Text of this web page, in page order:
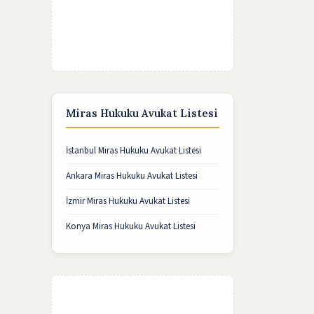
Miras Hukuku Avukat Listesi
İstanbul Miras Hukuku Avukat Listesi
Ankara Miras Hukuku Avukat Listesi
İzmir Miras Hukuku Avukat Listesi
Konya Miras Hukuku Avukat Listesi